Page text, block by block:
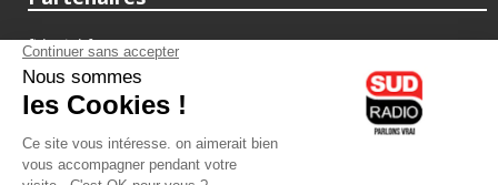
fiducial.fr
lyoncapitale.fr
olympique-et-lyonnais.com
L'application Iphone / Android